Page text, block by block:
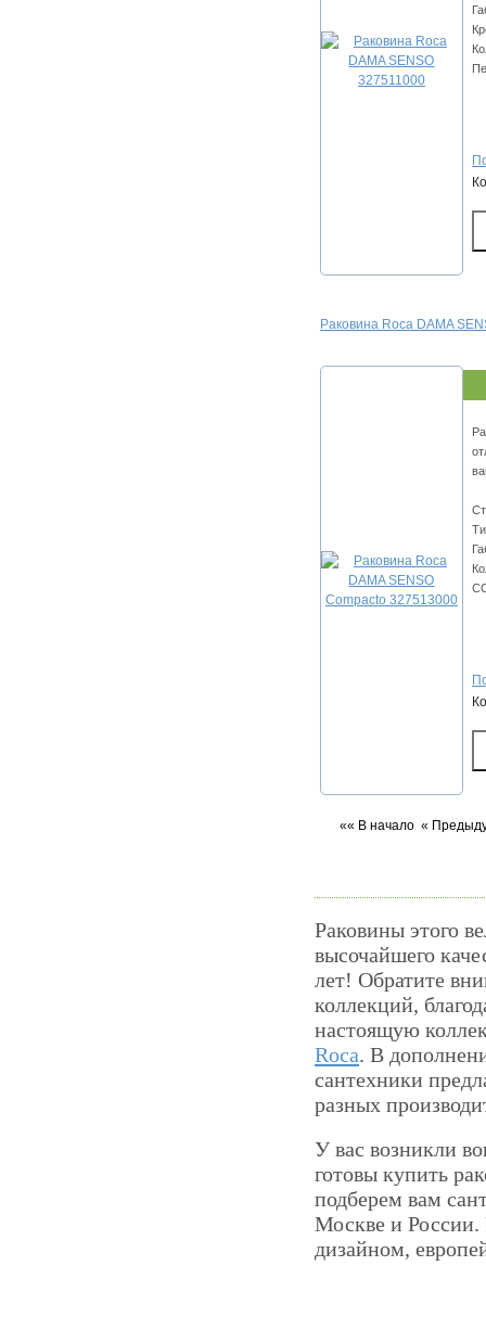
Раковина Roca DAMA
«« В начало «
Раковины этого
высочайшего
лет! Обратите
коллекций,
настоящую
Roca. В
сантехники
разных
У вас возникли
готовы купить
подберем вам
Москве и России.
дизайном,